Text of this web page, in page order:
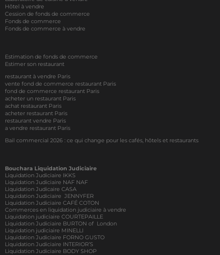
Hôtel à vendre
Cession de fonds de commerce
Fonds de commerce
Fonds de commerce à vendre
Estimation de fonds de commerce
Estimer son restaurant
restaurant à vendre Paris
vente fond de commerce restaurant Paris
fond de commerce restaurant Paris
acheter un restaurant Paris
achat restaurant Paris
acheter restaurant Paris
restaurant vendre Paris
a vendre restaurant Paris
Bail commercial 2026 : ce qui change pour les cafés, hôtels et restaurants
Bouchara Liquidation Judiciaire
Liquidation Judiciaire IKKS
Liquidation Judiciaire NAF NAF
Liquidation Judicaire CASA
Liquidation Judiciaire JENNYFER
Liquidation Judiciaire CAFÉ COTON
Commerces en liquidation judiciaire à vendre
Liquidation judiciaire COURTEPAILLE
Liquidation Judiciaire BURTON of London
Liquidation judiciaire MINELLI
Liquidation Judiciaire FORNO GUSTO
Liquidation Judiciaire INTERIOR’S
Liquidation Judiciaire BODY SHOP